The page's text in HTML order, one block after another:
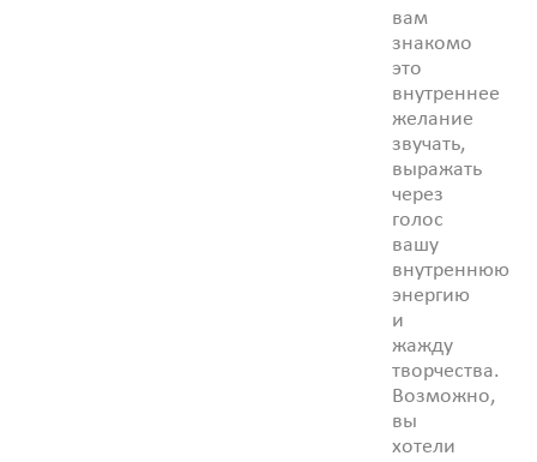
вам
знакомо
это
внутреннее
желание
звучать,
выражать
через
голос
вашу
внутреннюю
энергию
и
жажду
творчества.
Возможно,
вы
хотели